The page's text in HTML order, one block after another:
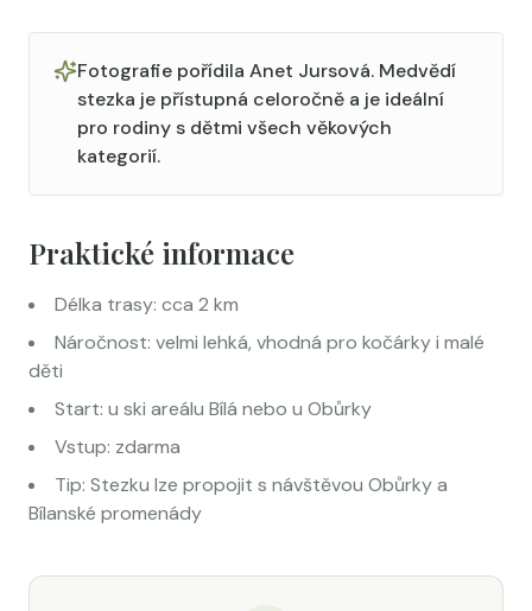
Fotografie pořídila Anet Jursová. Medvědí
stezka je přístupná celoročně a je ideální
pro rodiny s dětmi všech věkových
kategorií.
Praktické informace
Délka trasy: cca 2 km
Náročnost: velmi lehká, vhodná pro kočárky i malé
děti
Start: u ski areálu Bílá nebo u Obůrky
Vstup: zdarma
Tip: Stezku lze propojit s návštěvou Obůrky a
Bílanské promenády